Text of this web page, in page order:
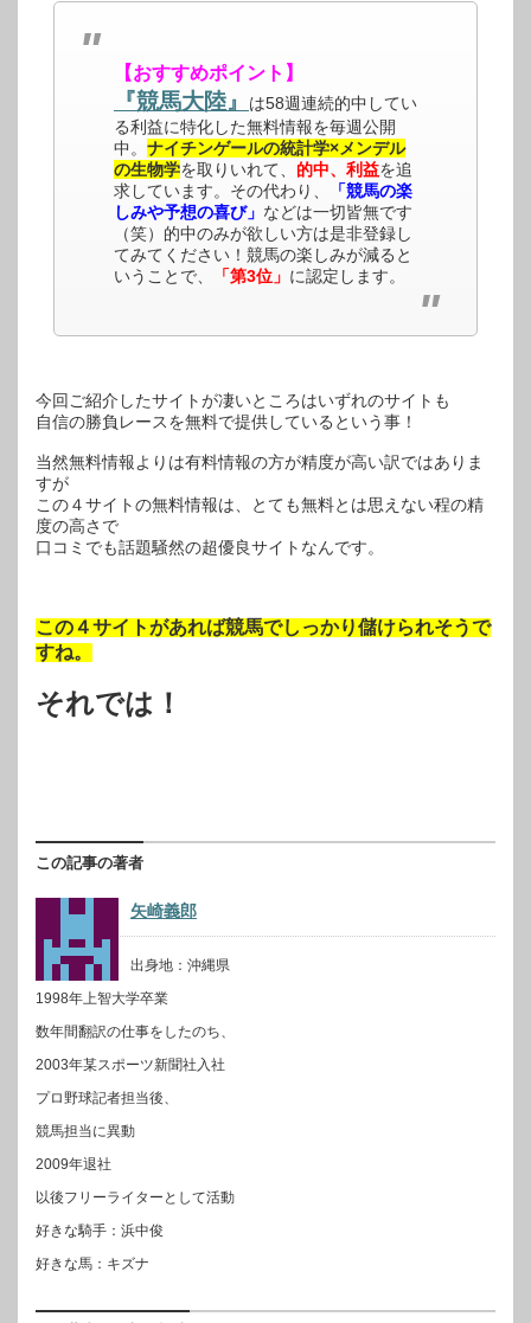
【おすすめポイント】
『競馬大陸』
は58週連続的中してい
る利益に特化した無料情報を毎週公開
中。 ナイチンゲールの統計学×メンデル
の生物学を取りいれて、 的中、利益を追
求しています。その代わり、
「競馬の楽
しみや予想の喜び」 などは一切皆無です
（笑）的中のみが欲しい方は是非登録し
てみてください！競馬の楽しみが減ると
いうことで、
「第3位」 に認定します。
今回ご紹介したサイトが凄いところはいずれのサイトも
自信の勝負レースを無料で提供しているという事！
当然無料情報よりは有料情報の方が精度が高い訳ではありま
すが
この４サイトの無料情報は、とても無料とは思えない程の精
度の高さで
口コミでも話題騒然の超優良サイトなんです。
この４サイトがあれば競馬でしっかり儲けられそうで
すね。
それでは！
この記事の著者
矢崎義郎
出身地：沖縄県
1998年上智大学卒業
数年間翻訳の仕事をしたのち、
2003年某スポーツ新聞社入社
プロ野球記者担当後、
競馬担当に異動
2009年退社
以後フリーライターとして活動
好きな騎手：浜中俊
好きな馬：キズナ